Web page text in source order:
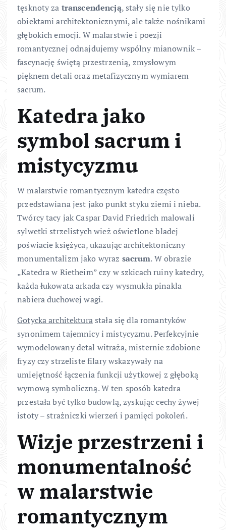
tęsknoty za transcendencją, stały się nie tylko
obiektami architektonicznymi, ale także nośnikami
głębokich emocji. W malarstwie i poezji
romantycznej odnajdujemy wspólny mianownik –
fascynację świętą przestrzenią, zmysłowym
pięknem detali oraz metafizycznym wymiarem
sacrum.
Katedra jako
symbol sacrum i
mistycyzmu
W malarstwie romantycznym katedra często
przedstawiana jest jako punkt styku ziemi i nieba.
Twórcy tacy jak Caspar David Friedrich malowali
sylwetki strzelistych wież oświetlone bladej
poświacie księżyca, ukazując architektoniczny
monumentalizm jako wyraz sacrum. W obrazie
„Katedra w Rietheim” czy w szkicach ruiny katedry,
każda łukowata arkada czy wysmukła pinakla
nabiera duchowej wagi.
Gotycka architekturastała się dla romantyków
synonimem tajemnicy i mistycyzmu. Perfekcyjnie
wymodelowany detal witraża, misternie zdobione
fryzy czy strzeliste filary wskazywały na
umiejętność łączenia funkcji użytkowej z głęboką
wymową symboliczną. W ten sposób katedra
przestała być tylko budowlą, zyskując cechy żywej
istoty – strażniczki wierzeń i pamięci pokoleń.
Wizje przestrzeni i
monumentalność
w malarstwie
romantycznym